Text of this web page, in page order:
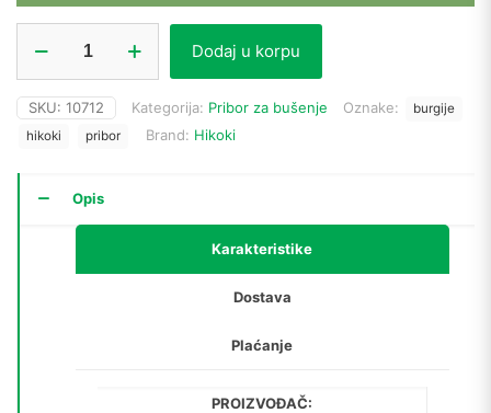
burgija
beton
783247
SDS+
(12
Dodaj u korpu
SKU: 10712 Kategorija: Pribor za bušenje Oznake:
burgije
hikoki
pribor Brand: Hikoki
Opis
Karakteristike
Dostava
Plaćanje
PROIZVOĐAČ: